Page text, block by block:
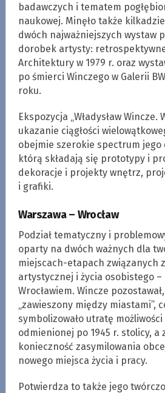
badawczych i tematem
naukowej. Minęło także
dwóch najważniejszych wystaw
dorobek artysty:
Architektury w 1979 r. oraz
po śmierci Winczego w Galerii
roku.
Ekspozycja „Władysław Wincze.
ukazanie ciągłości
obejmie szerokie spectrum jego
którą składają się prototypy i
dekoracje i projekty wnętrz,
i grafiki.
Warszawa – Wrocław
Podział tematyczny i
oparty na dwóch ważnych dla
miejscach-etapach związanych
artystycznej i życia osobistego –
Wrocławiem. Wincze
„zawieszony między miastami”,
symbolizowało utratę
odmienionej po 1945 r. stolicy, a
konieczność zasymilowania
nowego miejsca życia i pracy.
Potwierdza to także jego